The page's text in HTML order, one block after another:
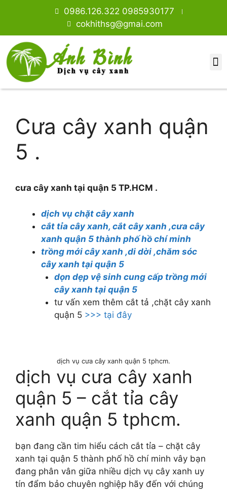
0986.126.322 0985930177
cokhithsg@gmai.com
Cưa cây xanh quận
5 .
cưa cây xanh tại quận 5 TP.HCM .
dịch vụ chặt cây xanh
cắt tỉa cây xanh, cắt cây xanh ,cưa cây
xanh quận 5 thành phố hồ chí minh
trồng mới cây xanh ,di dời ,chăm sóc
cây xanh tại quận 5
dọn dẹp vệ sinh cung cấp trồng mới
cây xanh tại quận 5
tư vấn xem thêm cắt tả ,chặt cây xanh
quận 5 >>> tại đây
dịch vụ cưa cây xanh quận 5 tphcm.
dịch vụ cưa cây xanh
quận 5 – cắt tỉa cây
xanh quận 5 tphcm.
bạn đang cần tim hiểu cách cắt tỉa – chặt cây
xanh tại quận 5 thành phố hồ chí minh vây bạn
đang phân vân giữa nhiều dịch vụ cây xanh uy
tín đẩm bảo chuyên nghiệp hãy đến với chúng